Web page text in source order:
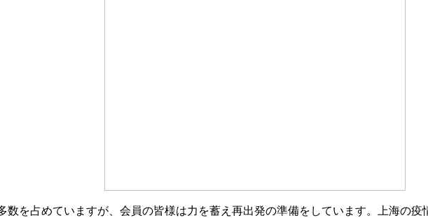
数を占めていますが、会員の皆様は力を蓄え再出発の準備をしています。上海の